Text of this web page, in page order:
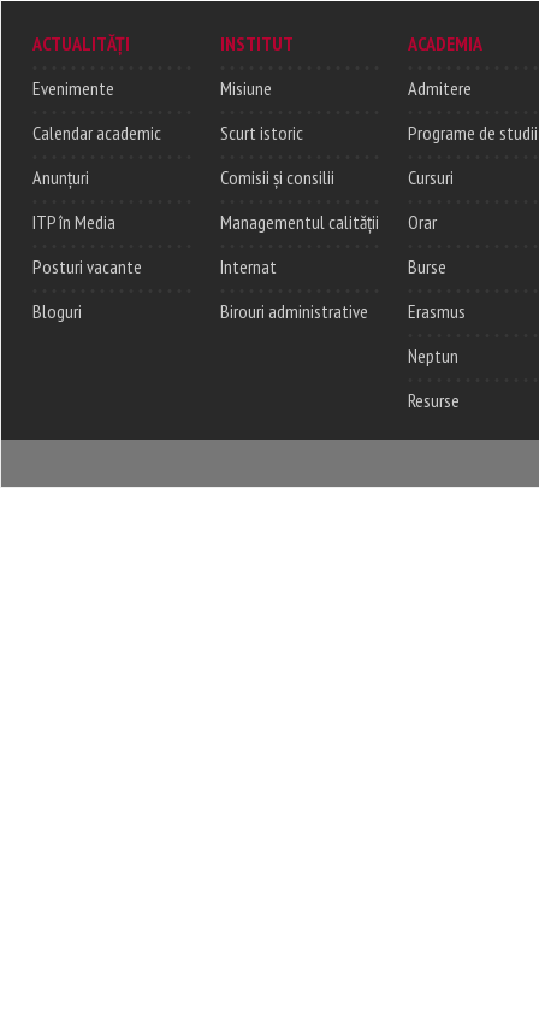
ACTUALITĂȚI
Evenimente
Calendar academic
Anunțuri
ITP în Media
Posturi vacante
Bloguri
INSTITUT
Misiune
Scurt istoric
Comisii și consilii
Managementul calității
Internat
Birouri administrative
ACADEMIA
Admitere
Programe de studii
Cursuri
Orar
Burse
Erasmus
Neptun
Resurse